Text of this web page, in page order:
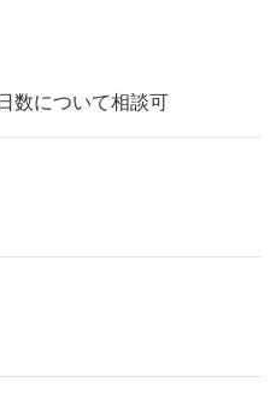
数について相談可